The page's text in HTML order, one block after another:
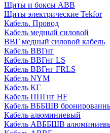
Щиты и боксы ABB
Щиты электрические Tekfor
Кабель. Провод
Кабель медный силовой
ВВГ медный силовой кабель
Кабель ВВГнг
Кабель ВВГнг LS
Кабель ВВГнг FRLS
Кабель NYM
Кабель КГ
Кабель ППГнг HF
Кабель ВББШВ
Кабель алюминиевый
Кабель АВББШВ